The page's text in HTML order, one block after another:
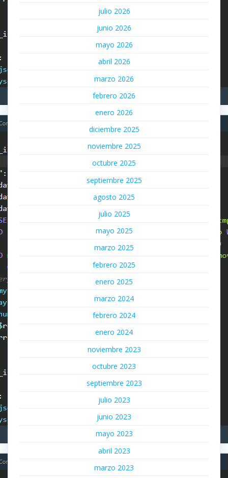
julio 2026
junio 2026
mayo 2026
abril 2026
marzo 2026
febrero 2026
enero 2026
diciembre 2025
noviembre 2025
octubre 2025
septiembre 2025
agosto 2025
julio 2025
mayo 2025
marzo 2025
febrero 2025
enero 2025
marzo 2024
febrero 2024
enero 2024
noviembre 2023
octubre 2023
septiembre 2023
julio 2023
junio 2023
mayo 2023
abril 2023
marzo 2023